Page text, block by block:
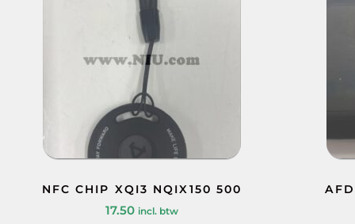
NFC CHIP XQI3 NQIX150 500
17.50 incl. btw